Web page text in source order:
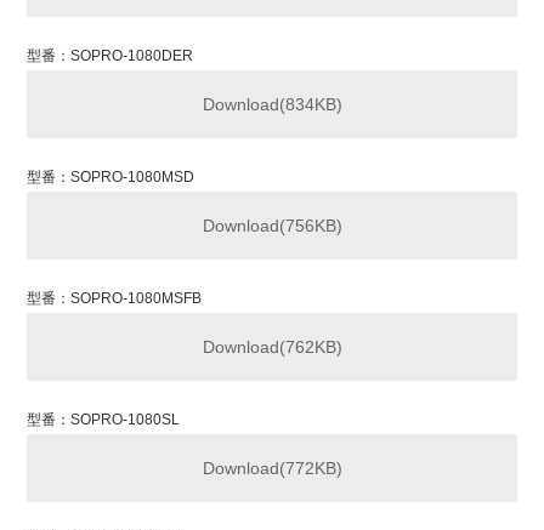
型番：SOPRO-1080DER
Download(834KB)
型番：SOPRO-1080MSD
Download(756KB)
型番：SOPRO-1080MSFB
Download(762KB)
型番：SOPRO-1080SL
Download(772KB)